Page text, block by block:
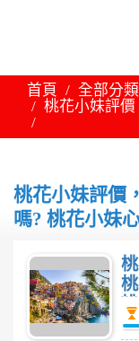
首頁 全部分類
桃花小妹評
桃花小妹評價
嗎? 桃花小妹